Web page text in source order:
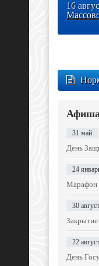
16
31 май
День
24
Марафон
30 август
Закрытие
22 август
День